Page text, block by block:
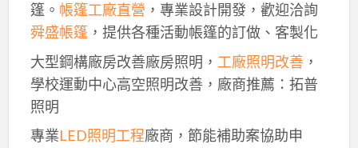
篷。 帳篷工廠直營 ，專業設計開發，歡迎洽詢
舜盛帳篷，提供各種活動帳篷的訂做、客製化
大型鋼構廠房改善廠房照明， 工廠照明改善，
學校運動中心高空照明改善，廠商推薦：拓普
照明
專業LED照明工程廠商，節能補助案協助申